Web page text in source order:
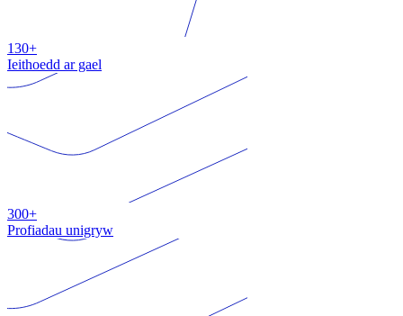
130+
Ieithoedd ar gael
300+
Profiadau unigryw